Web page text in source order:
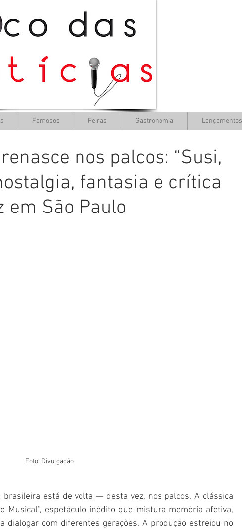
nos palcos: “Susi,
fantasia e crítica
em São Paulo
Foto: Divulgação
brasileira está de volta — desta vez, nos palcos. A clássica
Musical”, espetáculo inédito que mistura memória afetiva,
dialogar com diferentes gerações. A produção estreiou no
Famosos Feiras Gastronomia Lançamentos